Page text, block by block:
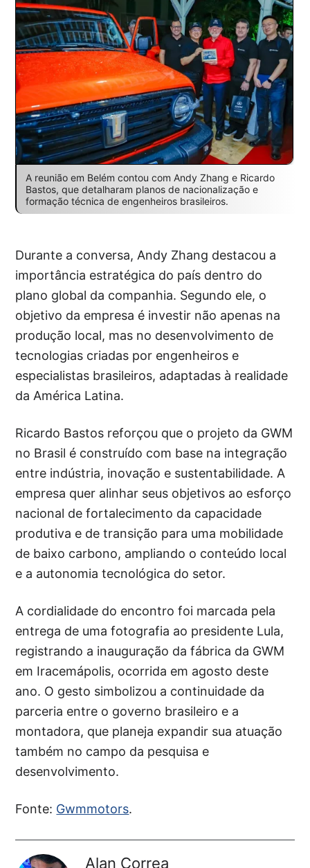
A reunião em Belém contou com Andy Zhang e Ricardo
Bastos, que detalharam planos de nacionalização e
formação técnica de engenheiros brasileiros.
Durante a conversa, Andy Zhang destacou a
importância estratégica do país dentro do
plano global da companhia. Segundo ele, o
objetivo da empresa é investir não apenas na
produção local, mas no desenvolvimento de
tecnologias criadas por engenheiros e
especialistas brasileiros, adaptadas à realidade
da América Latina.
Ricardo Bastos reforçou que o projeto da GWM
no Brasil é construído com base na integração
entre indústria, inovação e sustentabilidade. A
empresa quer alinhar seus objetivos ao esforço
nacional de fortalecimento da capacidade
produtiva e de transição para uma mobilidade
de baixo carbono, ampliando o conteúdo local
e a autonomia tecnológica do setor.
A cordialidade do encontro foi marcada pela
entrega de uma fotografia ao presidente Lula,
registrando a inauguração da fábrica da GWM
em Iracemápolis, ocorrida em agosto deste
ano. O gesto simbolizou a continuidade da
parceria entre o governo brasileiro e a
montadora, que planeja expandir sua atuação
também no campo da pesquisa e
desenvolvimento.
Fonte: Gwmmotors.
Alan Correa